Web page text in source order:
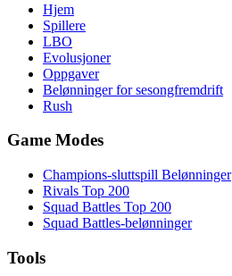
Hjem
Spillere
LBO
Evolusjoner
Oppgaver
Belønninger for sesongfremdrift
Rush
Game Modes
Champions-sluttspill Belønninger
Rivals Top 200
Squad Battles Top 200
Squad Battles-belønninger
Tools